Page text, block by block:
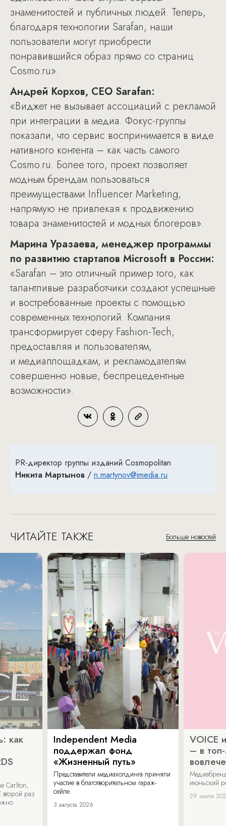
знаменитостей и публичных людей. Теперь,
благодаря технологии Sarafan, наши
пользователи могут приобрести
понравившийся образ прямо со страниц
Cosmo.ru».
Андрей Корхов, CEO Sarafan:
«Виджет не вызывает ассоциаций с рекламой
при интеграции в медиа. Фокус-группы
показали, что сервис воспринимается в виде
нативного контента – как часть самого
Cosmo.ru. Более того, проект позволяет
модным брендам пользоваться
преимуществами Influencer Marketing,
напрямую не привлекая к продвижению
товара знаменитостей и модных блогеров».
Марина Уразаева, менеджер программы
по развитию стартапов Microsoft в России:
«Sarafan – это отличный пример того, как
талантливые разработчики создают успешные
и востребованные проекты с помощью
современных технологий. Компания
трансформирует сферу Fashion-Tech,
предоставляя и пользователям,
и медиаплощадкам, и рекламодателям
совершенно новые, беспрецедентные
возможности».
PR-директор группы изданий Cosmopolitan
Никита Мартынов / n.martynov@imedia.ru
ЧИТАЙТЕ ТАКЖЕ Больше новостей
как
Carlton,
раз
Independent Media
поддержал фонд
«Жизненный путь»
Представители медиахолдинга приняли
участие в благотворительном гараж-
сейле.
3 августа 2026
VOICE
– в
июньский
29 июля